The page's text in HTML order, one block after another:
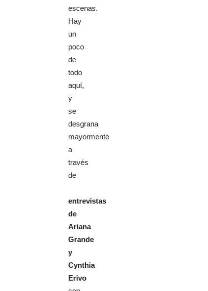
escenas.
Hay
un
poco
de
todo
aquí,
y
se
desgrana
mayormente
a
través
de
entrevistas
de
Ariana
Grande
y
Cynthia
Erivo